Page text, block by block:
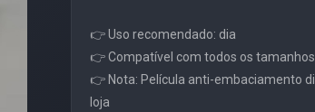
👉 Uso recomendado: dia
👉 Compatível com todos os
👉 Nota: Película anti-embaciamento
loja